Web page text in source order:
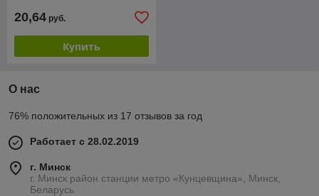
20,64 руб.
Купить
О нас
76% положительных из 17 отзывов за год
Работает с 28.02.2019
г. Минск
г. Минск район станции метро «Кунцевщина», Минск,
Беларусь